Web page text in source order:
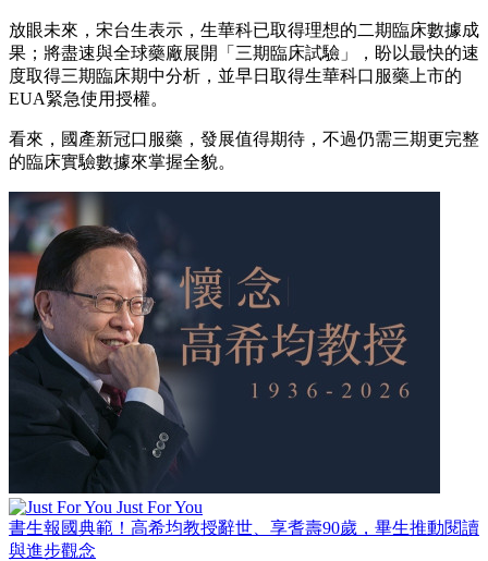
放眼未來，宋台生表示，生華科已取得理想的二期臨床數據成
果；將盡速與全球藥廠展開「三期臨床試驗」，盼以最快的速
度取得三期臨床期中分析，並早日取得生華科口服藥上市的
EUA緊急使用授權。
看來，國產新冠口服藥，發展值得期待，不過仍需三期更完整
的臨床實驗數據來掌握全貌。
Just For You
書生報國典範！高希均教授辭世、享耆壽90歲，畢生推動閱讀
與進步觀念